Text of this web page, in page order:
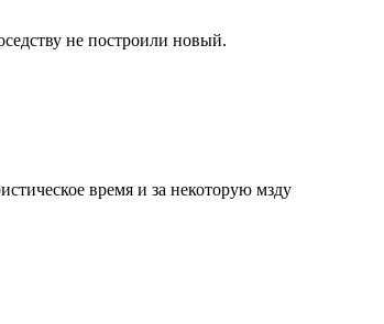
не построили новый.
время и за некоторую мзду